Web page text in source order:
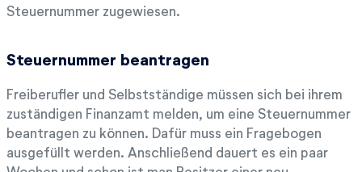
Steuernummer zugewiesen.
Steuernummer beantragen
Freiberufler und Selbstständige müssen sich bei ihrem
zuständigen Finanzamt melden, um eine Steuernummer
beantragen zu können. Dafür muss ein Fragebogen
ausgefüllt werden. Anschließend dauert es ein paar